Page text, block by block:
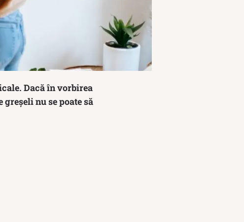
Dacă în vorbirea
nu se poate să